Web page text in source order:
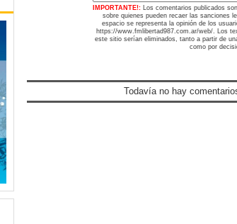
IMPORTANTE!: Los comentarios publicados
sobre quienes pueden recaer las sanciones
espacio se representa la opinión de los
https://www.fmlibertad987.com.ar/web/. Los
este sitio serían eliminados, tanto a partir de
como por
Todavía no hay